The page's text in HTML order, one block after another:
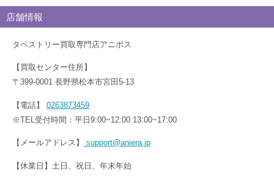
店舗情報
タペストリー買取専門店アニポス
【買取センター住所】
〒399-0001 長野県松本市宮田5-13
【電話】 0263873459
※TEL受付時間：平日9:00~12:00 13:00~17:00
【メールアドレス】 support@aniera.jp
【休業日】土日、祝日、年末年始